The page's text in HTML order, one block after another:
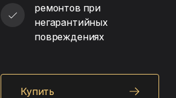
ремонтов при
негарантийных
повреждениях
Купить